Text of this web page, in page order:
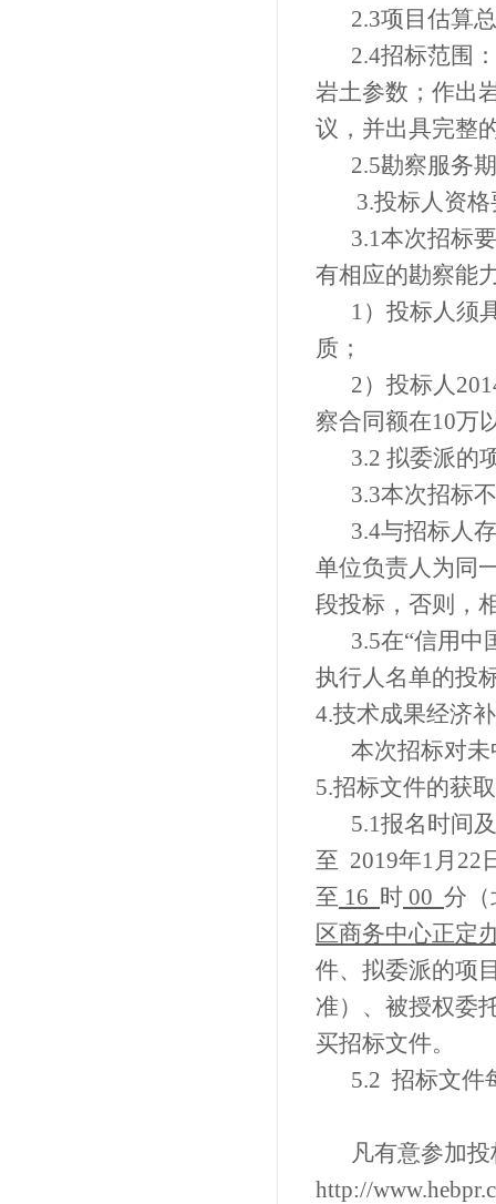
2.3项目估算
2.4招标范围
岩土参数；作出
议，并出具完整
2.5勘察服务期
3.投标人资
3.1本次招标
有相应的勘察能
1） 投标人须
质 ；
2） 投标人
察合同额在10万
3.2 拟委派的
3.3本次招标
3.4与招标人
单位负责人为同
段投标，否则，
3.5在“信用中
执行人名单的投
4.技术成果经济
本次招标对
5.招标文件的获取
5.1报名时间
至 2019年1 月 22
至 16 时 00 分
区商务中心正定
件、 拟委派的项
准） 、 被授权委
买招标文件。
5.2 招标文件
凡有意参加
http://